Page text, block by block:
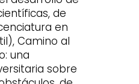
de
en
Camino al
una
sobre